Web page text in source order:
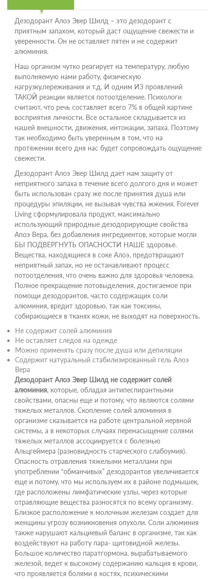
Дезодорант Алоэ Эвер Шилд – это дезодорант с
приятным запахом, который даст ощущение свежести и
уверенности. Он не оставляет пятен и не содержит
алюминия.
Наш организм чутко реагирует на температуру, любую
выполняемую нами работу, физическую
нагрузку,переживания и т.д. И одним ИЗ проявлений
ТАКОЙ реакции является потоотделение. Психологи
считают, что речь составляет всего 7% в общей картине
восприятия личности. Все остальное складывается из
нашей внешности, движения, интонации, запаха. Поэтому
так необходимо быть уверенным в том, что на
протяжении всего дня нас будет сопровождать ощущение
свежести.
Дезодорант Алоэ Эвер Шилд дает нам защиту от
неприятного запаха в течение всего долгого дня и может
быть использован сразу же после принятия душа или
процедуры эпиляции, не вызывая чувства жжения. Forever
Living сформулировала продукт, максимально
использующий природные дезодорирующие свойства
Апоэ Вера, без добавления ингредиентов, которые могли
БЫ ПОДВЕРГНУТЬ ОПАСНОСТИ НАШЕ здоровье.
Вещества, находящиеся в соке Алоэ, предотвращают
неприятный запах, но не останавливают процесс
потоотделения, что очень важно для здоровья человека.
Полное прекращение потовыделения, достигаемое при
помощи дезодорантов, часто содержащих соли
алюминия, вредит здоровью, так как токсины,
собирающиеся в тканях кожи, не выходят на поверхность.
Не содержит солей алюминия
Не оставляет следов на одежде
Можно применять сразу после душа или депиляции
Содержит натуральный стабилизированный гель Алоэ
Вера
Дезодорант Алоэ Эвер Шилд не содержит солей
алюминия, которые, обладая антипеспирантными
свойствами, опасны еще и потому, что являются солями
тяжелых металлов. Скопление солей алюминия в
организме сказывается на работе центральной нервной
системы, а в некоторых случаях перенасыщение солями
тяжелых металлов ассоциируется с болезнью
Альцгеймера (разновидность старческого слабоумия).
Опасность отравления тяжелыми металлами при
употреблении “обманчивых” дезодорантов увеличивается
еще и потому, что мы используем их в районе подмышек,
где расположены лимфатические узлы, через которые
отравляющие вещества разносятся по всему организму.
Близкое расположение к молочным железам создает для
женщины угрозу возникновения опухоли. Соли алюминия
также нарушают кальциевый баланс в организме, так как
воздействуют на работу пара- щитовидной железы.
Большое количество паратгормона, вырабатываемого
железой, ведет к высокому содержанию кальция в крови,
что проявляется болями в костях, психическими